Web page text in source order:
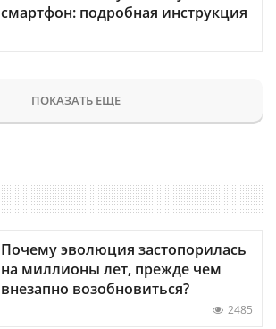
смартфон: подробная инструкция
ПОКАЗАТЬ ЕЩЕ
Почему эволюция застопорилась
на миллионы лет, прежде чем
внезапно возобновиться?
2485